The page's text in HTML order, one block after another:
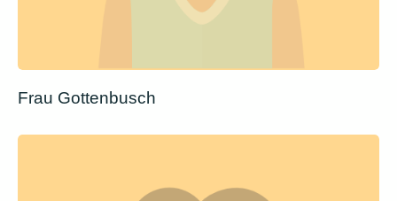
Frau Gottenbusch